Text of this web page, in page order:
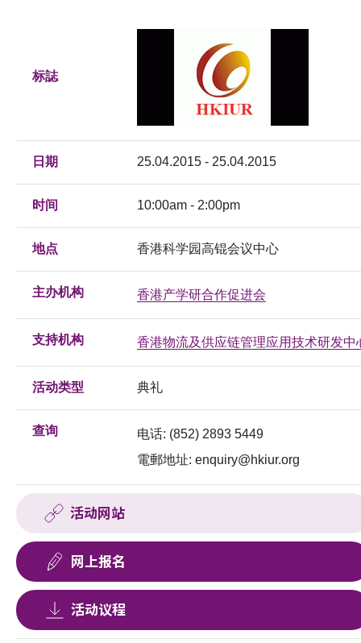
标誌
日期 25.04.2015 - 25.04.2015
时间 10:00am - 2:00pm
地点 香港科学园高锟会议中心
主办机构 香港产学研合作促进会
支持机构 香港物流及供应链管理应用技术研发中
活动类型 典礼
查询
电话: (852) 2893 5449
電郵地址: enquiry@hkiur.org
活动网站
网上报名
活动议程